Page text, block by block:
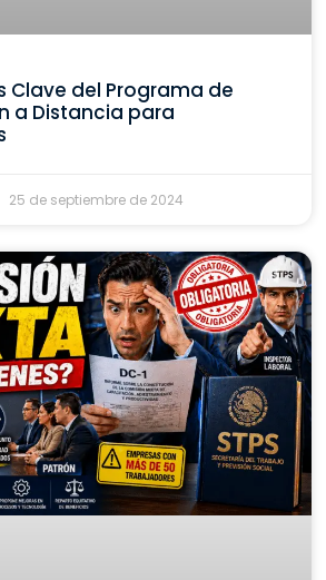
Clave del Programa de
a Distancia para
25 de septiembre de 2024